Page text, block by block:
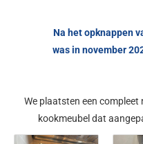
Na het opknappen
was in november
We plaatsten een compleet
kookmeubel dat